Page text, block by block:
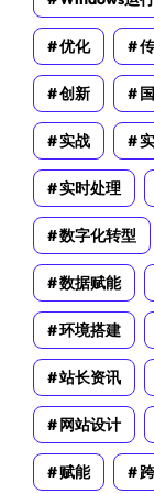
优化
创新
实战
实时处理
数字化转型
数据赋能
环境搭建
站长资讯
网站设计
赋能